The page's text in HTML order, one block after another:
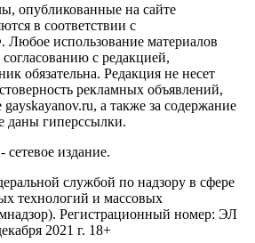
опубликованные на сайте
в соответствии с
Любое использование материалов
согласованию с редакцией,
обязательна. Редакция не несет
рекламных объявлений,
а также за содержание
даны гиперссылки.
издание.
службой по надзору в сфере
технологий и массовых
Регистрационный номер: ЭЛ
2021 г. 18+